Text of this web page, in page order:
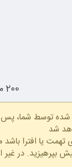
200 میلیون وام
شده توسط شما، پس
شد
تهمت یا افترا
بپرهیزید. در